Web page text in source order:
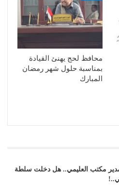
محافظ لحج يهنئ القيادة
بمناسبة حلول شهر رمضان
المبارك
مكتب العليمي.. هل دخلت سلطة